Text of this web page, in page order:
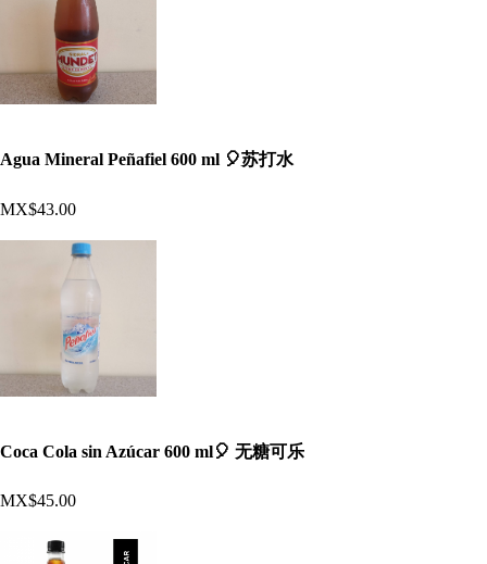
Agua Mineral Peñafiel 600 ml 🎈苏打水
MX$43.00
Coca Cola sin Azúcar 600 ml🎈 无糖可乐
MX$45.00